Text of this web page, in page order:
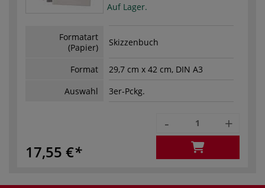
Auf Lager.
Formatart
(Papier)
Skizzenbuch
Format
29,7 cm x 42 cm, DIN A3
Auswahl
3er-Pckg.
17,55 €
- +